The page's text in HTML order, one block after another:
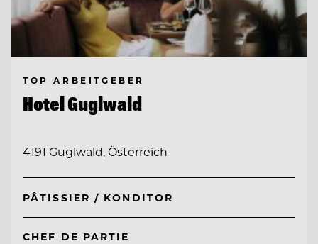
TOP ARBEITGEBER
Hotel Guglwald
4191 Guglwald, Österreich
PÂTISSIER / KONDITOR
CHEF DE PARTIE